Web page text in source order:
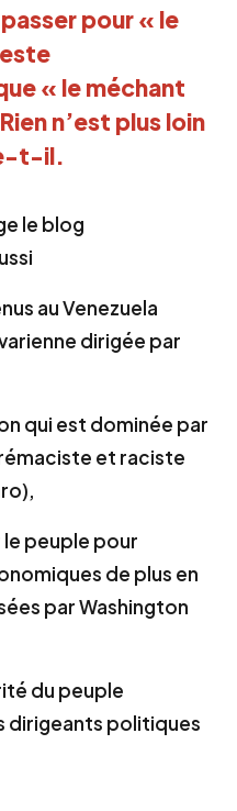
pour « le
« le méchant
n’est plus loin
t-il.
le blog
au Venezuela
dirigée par
qui est dominée par
et raciste
le peuple pour
de plus en
par Washington
du peuple
dirigeants politiques